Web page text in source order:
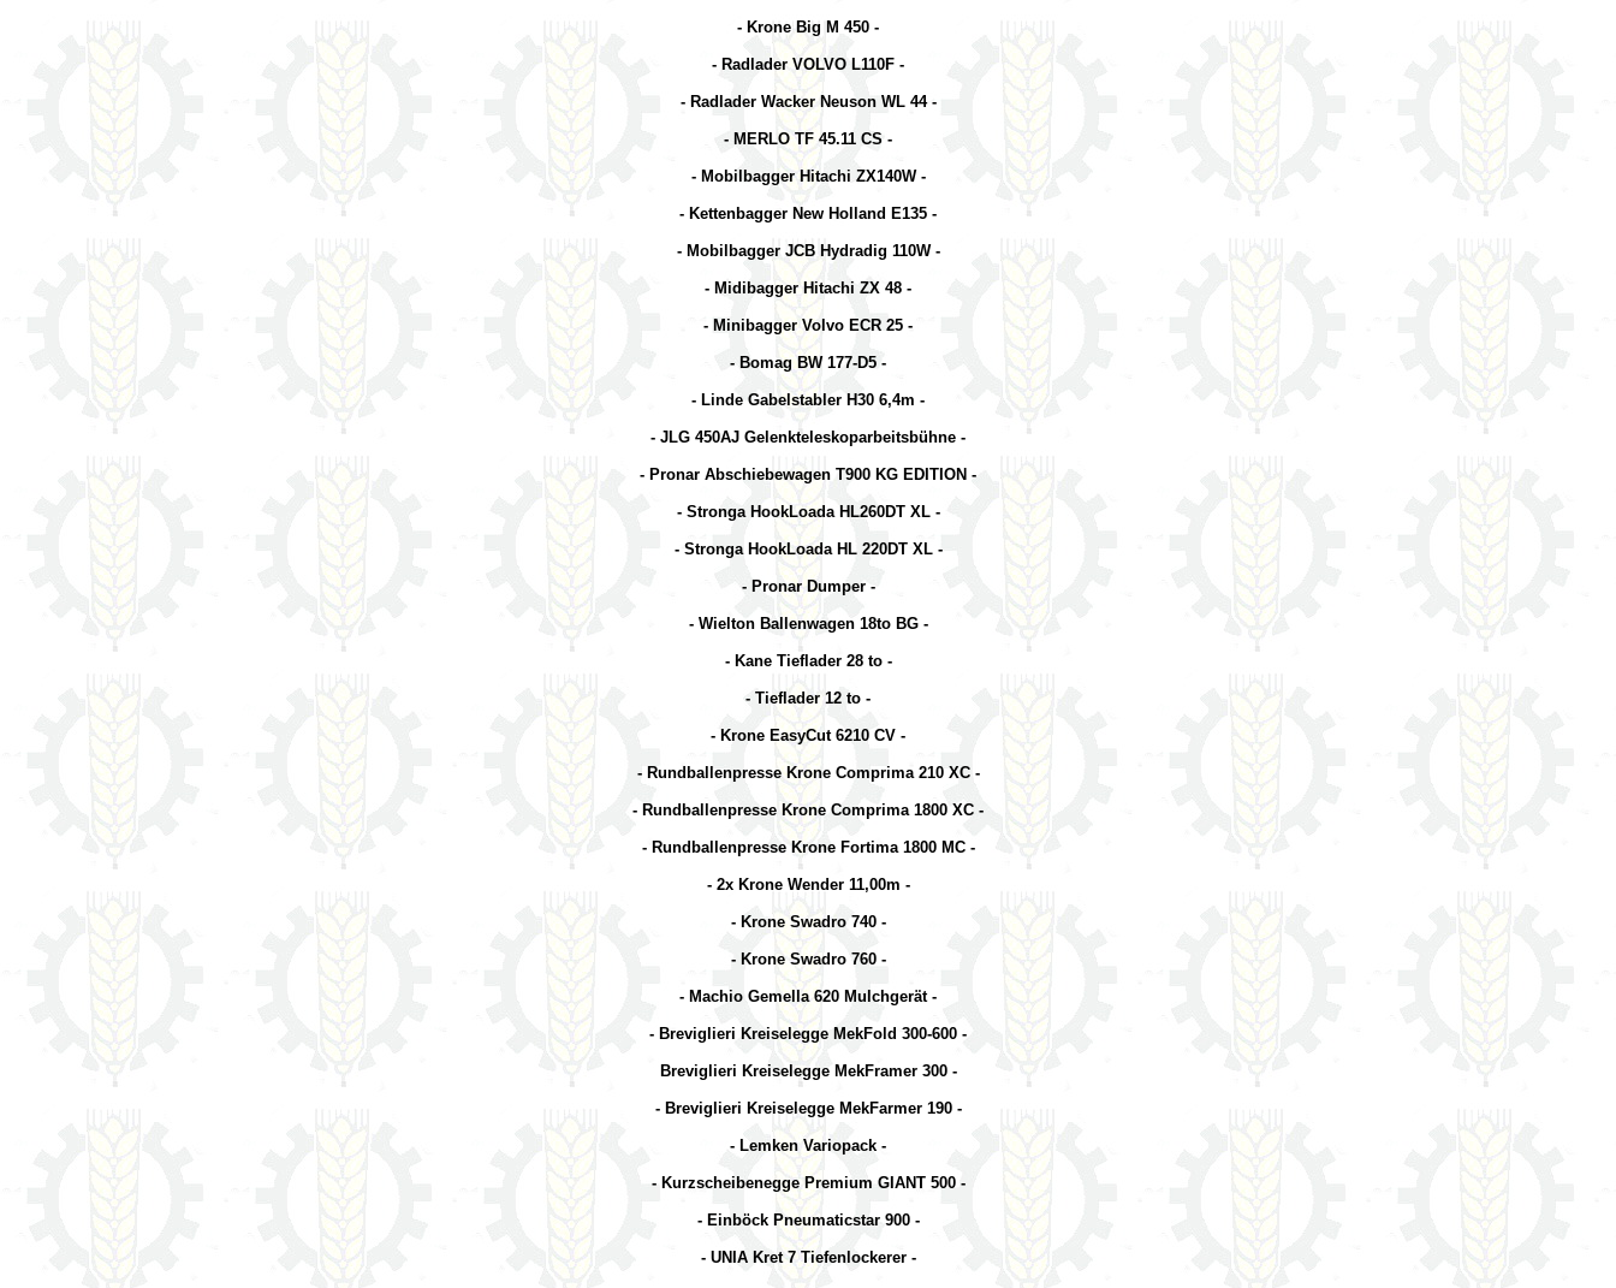
- Krone Big M 450 -
- Radlader VOLVO L110F -
- Radlader Wacker Neuson WL 44 -
- MERLO TF 45.11 CS -
- Mobilbagger Hitachi ZX140W -
- Kettenbagger New Holland E135 -
- Mobilbagger JCB Hydradig 110W -
- Midibagger Hitachi ZX 48 -
- Minibagger Volvo ECR 25 -
- Bomag BW 177-D5 -
- Linde Gabelstabler H30 6,4m -
- JLG 450AJ Gelenkteleskoparbeitsbühne -
- Pronar Abschiebewagen T900 KG EDITION -
- Stronga HookLoada HL260DT XL -
- Stronga HookLoada HL 220DT XL -
- Pronar Dumper -
- Wielton Ballenwagen 18to BG -
- Kane Tieflader 28 to -
- Tieflader 12 to -
- Krone EasyCut 6210 CV -
- Rundballenpresse Krone Comprima 210 XC -
- Rundballenpresse Krone Comprima1800 XC -
- Rundballenpresse Krone Fortima 1800 MC -
- 2x Krone Wender 11,00m -
- Krone Swadro 740 -
- Krone Swadro 760 -
- Machio Gemella 620 Mulchgerät -
- Breviglieri Kreiselegge MekFold 300-600 -
Breviglieri Kreiselegge MekFramer 300 -
- Breviglieri Kreiselegge MekFarmer 190 -
- Lemken Variopack -
- Kurzscheibenegge Premium GIANT 500 -
- Einböck Pneumaticstar 900 -
- UNIA Kret 7 Tiefenlockerer -